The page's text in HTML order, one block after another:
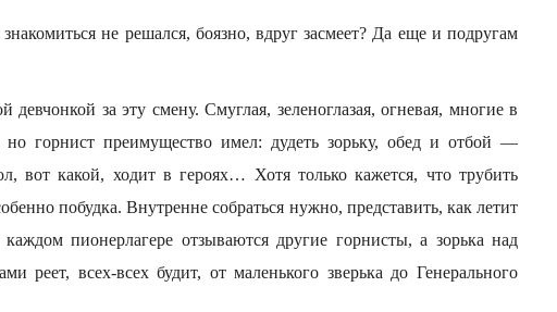
не решался, боязно, вдруг засмеет? Да еще и подругам
за эту смену. Смуглая, зеленоглазая, огневая, многие в
горнист преимущество имел: дудеть зорьку, обед и отбой —
вот какой, ходит в героях… Хотя только кажется, что трубить
побудка. Внутренне собраться нужно, представить, как летит
пионерлагере отзываются другие горнисты, а зорька над
реет, всех-всех будит, от маленького зверька до Генерального